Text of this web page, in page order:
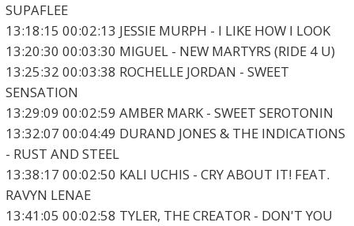
SUPAFLEE
13:18:15 00:02:13 JESSIE MURPH - I LIKE HOW I LOOK
13:20:30 00:03:30 MIGUEL - NEW MARTYRS (RIDE 4 U)
13:25:32 00:03:38 ROCHELLE JORDAN - SWEET
SENSATION
13:29:09 00:02:59 AMBER MARK - SWEET SEROTONIN
13:32:07 00:04:49 DURAND JONES & THE INDICATIONS
- RUST AND STEEL
13:38:17 00:02:50 KALI UCHIS - CRY ABOUT IT! FEAT.
RAVYN LENAE
13:41:05 00:02:58 TYLER, THE CREATOR - DON'T YOU